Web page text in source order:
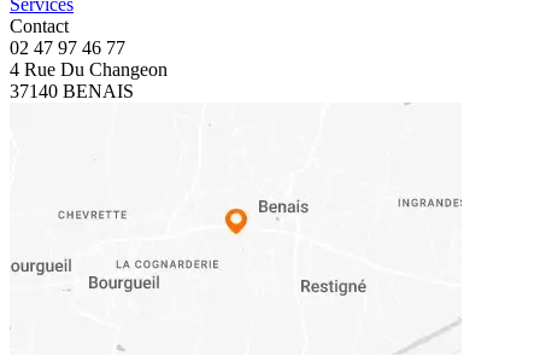
Services
Contact
02 47 97 46 77
4 Rue Du Changeon
37140 BENAIS